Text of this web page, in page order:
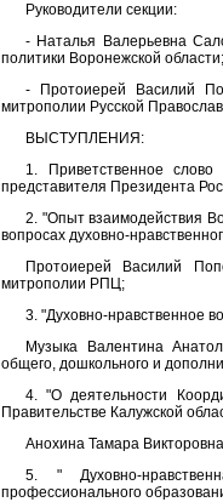
Руководители секции:
- Наталья Валерьевна
политики Воронежской области;
- Протоиерей Василий
митрополии Русской
ВЫСТУПЛЕНИЯ:
1. Приветственное
представителя Президента
2. "Опыт взаимодействия
вопросах духовно-
Протоиерей Василий
митрополии РПЦ;
3. "Духовно-нравственное
Музыка Валентина
общего, дошкольного и
4. "О деятельности
Правительстве Калужской
Анохина Тамара
5. " Духовно-
профессионального